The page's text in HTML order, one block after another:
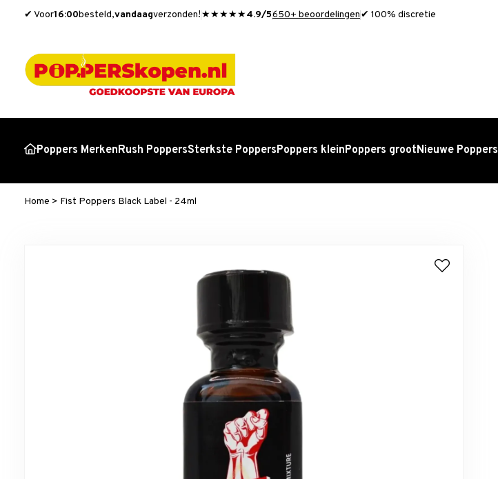
✔ Voor16:00besteld,vandaagverzonden!★★★★★4.9/5650+ beoordelingen✔ 100% discretie
Poppers MerkenRush PoppersSterkste PoppersPoppers kleinPoppers grootNieuwe Poppers
Home > Fist Poppers Black Label - 24ml